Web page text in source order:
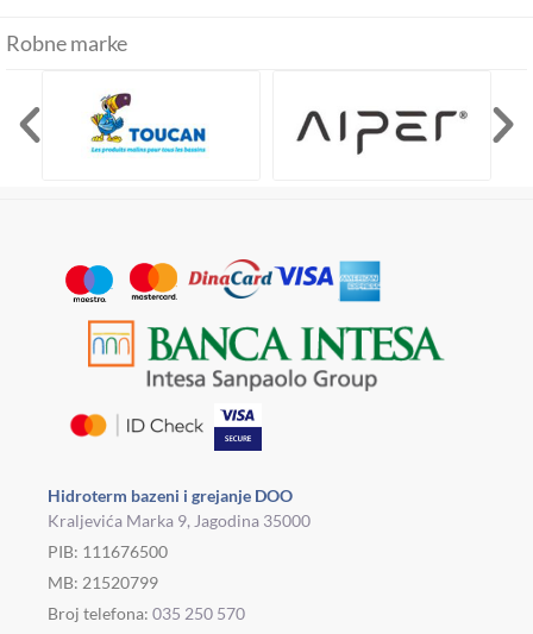
Robne marke
Hidroterm bazeni i grejanje DOO
Kraljevića Marka 9, Jagodina 35000
PIB: 111676500
MB: 21520799
Broj telefona: 035 250 570